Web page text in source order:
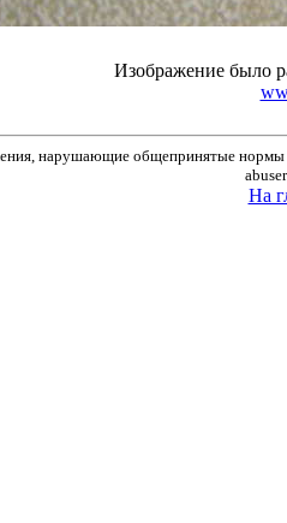
Изображение было
нарушающие общепринятые нормы
На